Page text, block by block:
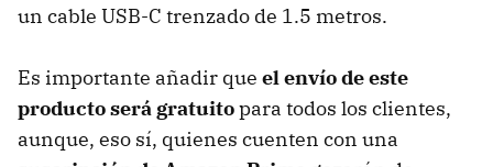
un cable USB-C trenzado de 1.5 metros.
Es importante añadir que el envío de este
producto será gratuitopara todos los clientes,
aunque, eso sí, quienes cuenten con una